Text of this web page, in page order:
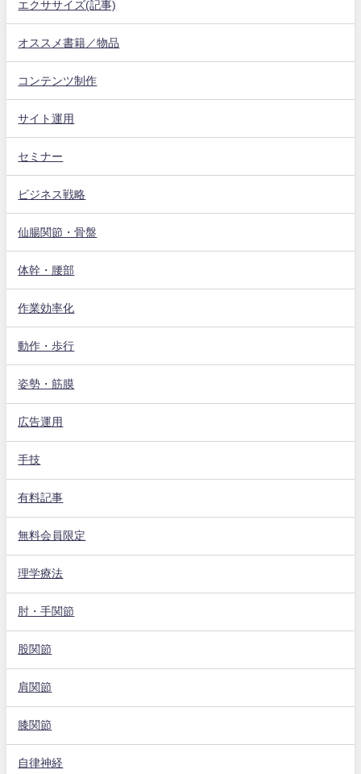
エクササイズ(記事)
オススメ書籍／物品
コンテンツ制作
サイト運用
セミナー
ビジネス戦略
仙腸関節・骨盤
体幹・腰部
作業効率化
動作・歩行
姿勢・筋膜
広告運用
手技
有料記事
無料会員限定
理学療法
肘・手関節
股関節
肩関節
膝関節
自律神経